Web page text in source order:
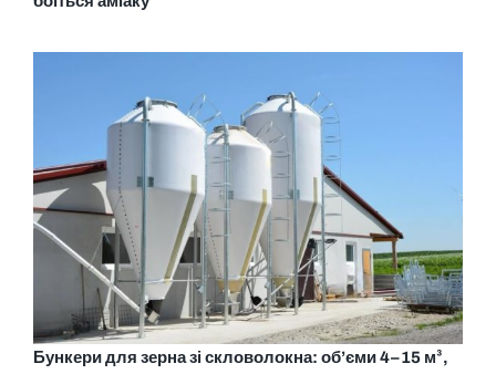
Бункери для зерна зі скловолокна: об’єми 4–15 м³,